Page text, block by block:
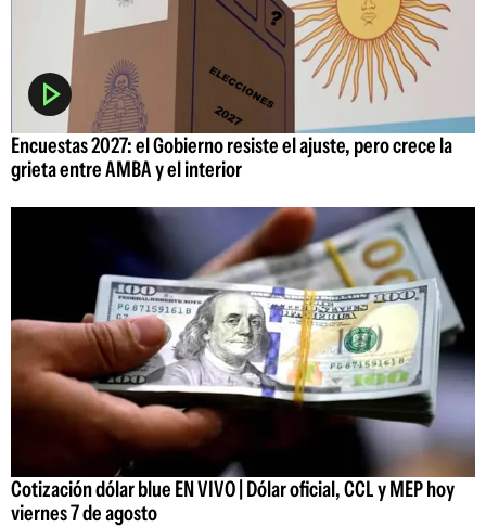
Encuestas 2027: el Gobierno resiste el ajuste, pero crece la
grieta entre AMBA y el interior
Cotización dólar blue EN VIVO | Dólar oficial, CCL y MEP hoy
viernes 7 de agosto